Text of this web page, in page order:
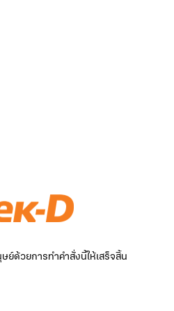
ย์ด้วยการทำคำสั่งนี้ให้เสร็จสิ้น